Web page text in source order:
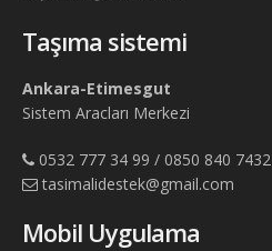
Taşıma sistemi
Ankara-Etimesgut
Sistem Aracları Merkezi
0532 777 34 99 / 0850 840 7432
tasimalidestek@gmail.com
Mobil Uygulama